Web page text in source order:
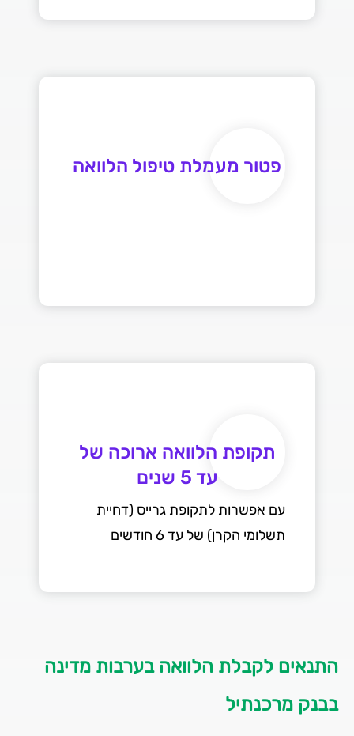
פטור מעמלת טיפול הלוואה
תקופת הלוואה ארוכה של
עד 5 שנים
עם אפשרות לתקופת גרייס (דחיית
תשלומי הקרן) של עד 6 חודשים
התנאים לקבלת הלוואה בערבות מדינה
בבנק מרכנתיל